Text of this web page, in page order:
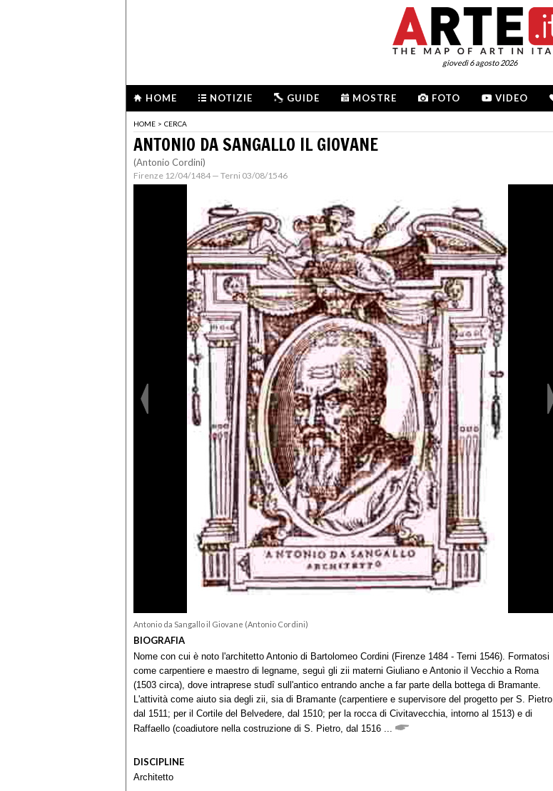
giovedì 6 agosto 2026
HOME NOTIZIE GUIDE MOSTRE FOTO VIDEO
HOME > CERCA
ANTONIO DA SANGALLO IL GIOVANE
(Antonio Cordini)
Firenze 12/04/1484 — Terni 03/08/1546
Antonio da Sangallo il Giovane (Antonio Cordini)
BIOGRAFIA
Nome con cui è noto l'architetto Antonio di Bartolomeo Cordini (Firenze 1484 - Terni 1546). Formatosi
come carpentiere e maestro di legname, seguì gli zii materni Giuliano e Antonio il Vecchio a Roma
(1503 circa), dove intraprese studî sull'antico entrando anche a far parte della bottega di Bramante.
L'attività come aiuto sia degli zii, sia di Bramante (carpentiere e supervisore del progetto per S. Pietro,
dal 1511; per il Cortile del Belvedere, dal 1510; per la rocca di Civitavecchia, intorno al 1513) e di
Raffaello (coadiutore nella costruzione di S. Pietro, dal 1516 ...
DISCIPLINE
Architetto